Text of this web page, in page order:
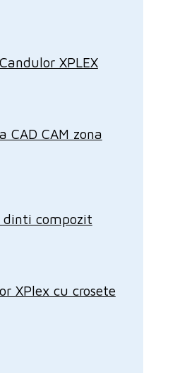
XPLEX
CAD CAM zona
dinti compozit
XPlex cu crosete